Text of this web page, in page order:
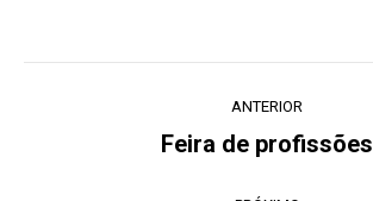
ANTERIOR
Post
Feira de profissões